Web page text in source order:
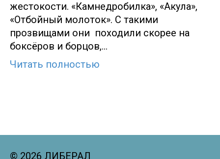
жестокости. «Камнедробилка», «Акула»,
«Отбойный молоток». С такими
прозвищами они походили скорее на
боксёров и борцов,…
Читать полностью
© 2026 ЛИБЕРАЛ